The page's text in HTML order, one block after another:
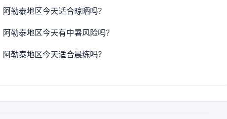
阿勒泰地区今天适合晾晒吗？
阿勒泰地区今天有中暑风险吗？
阿勒泰地区今天适合晨练吗？